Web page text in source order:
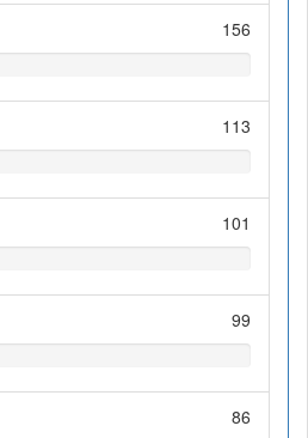
156
113
101
99
86